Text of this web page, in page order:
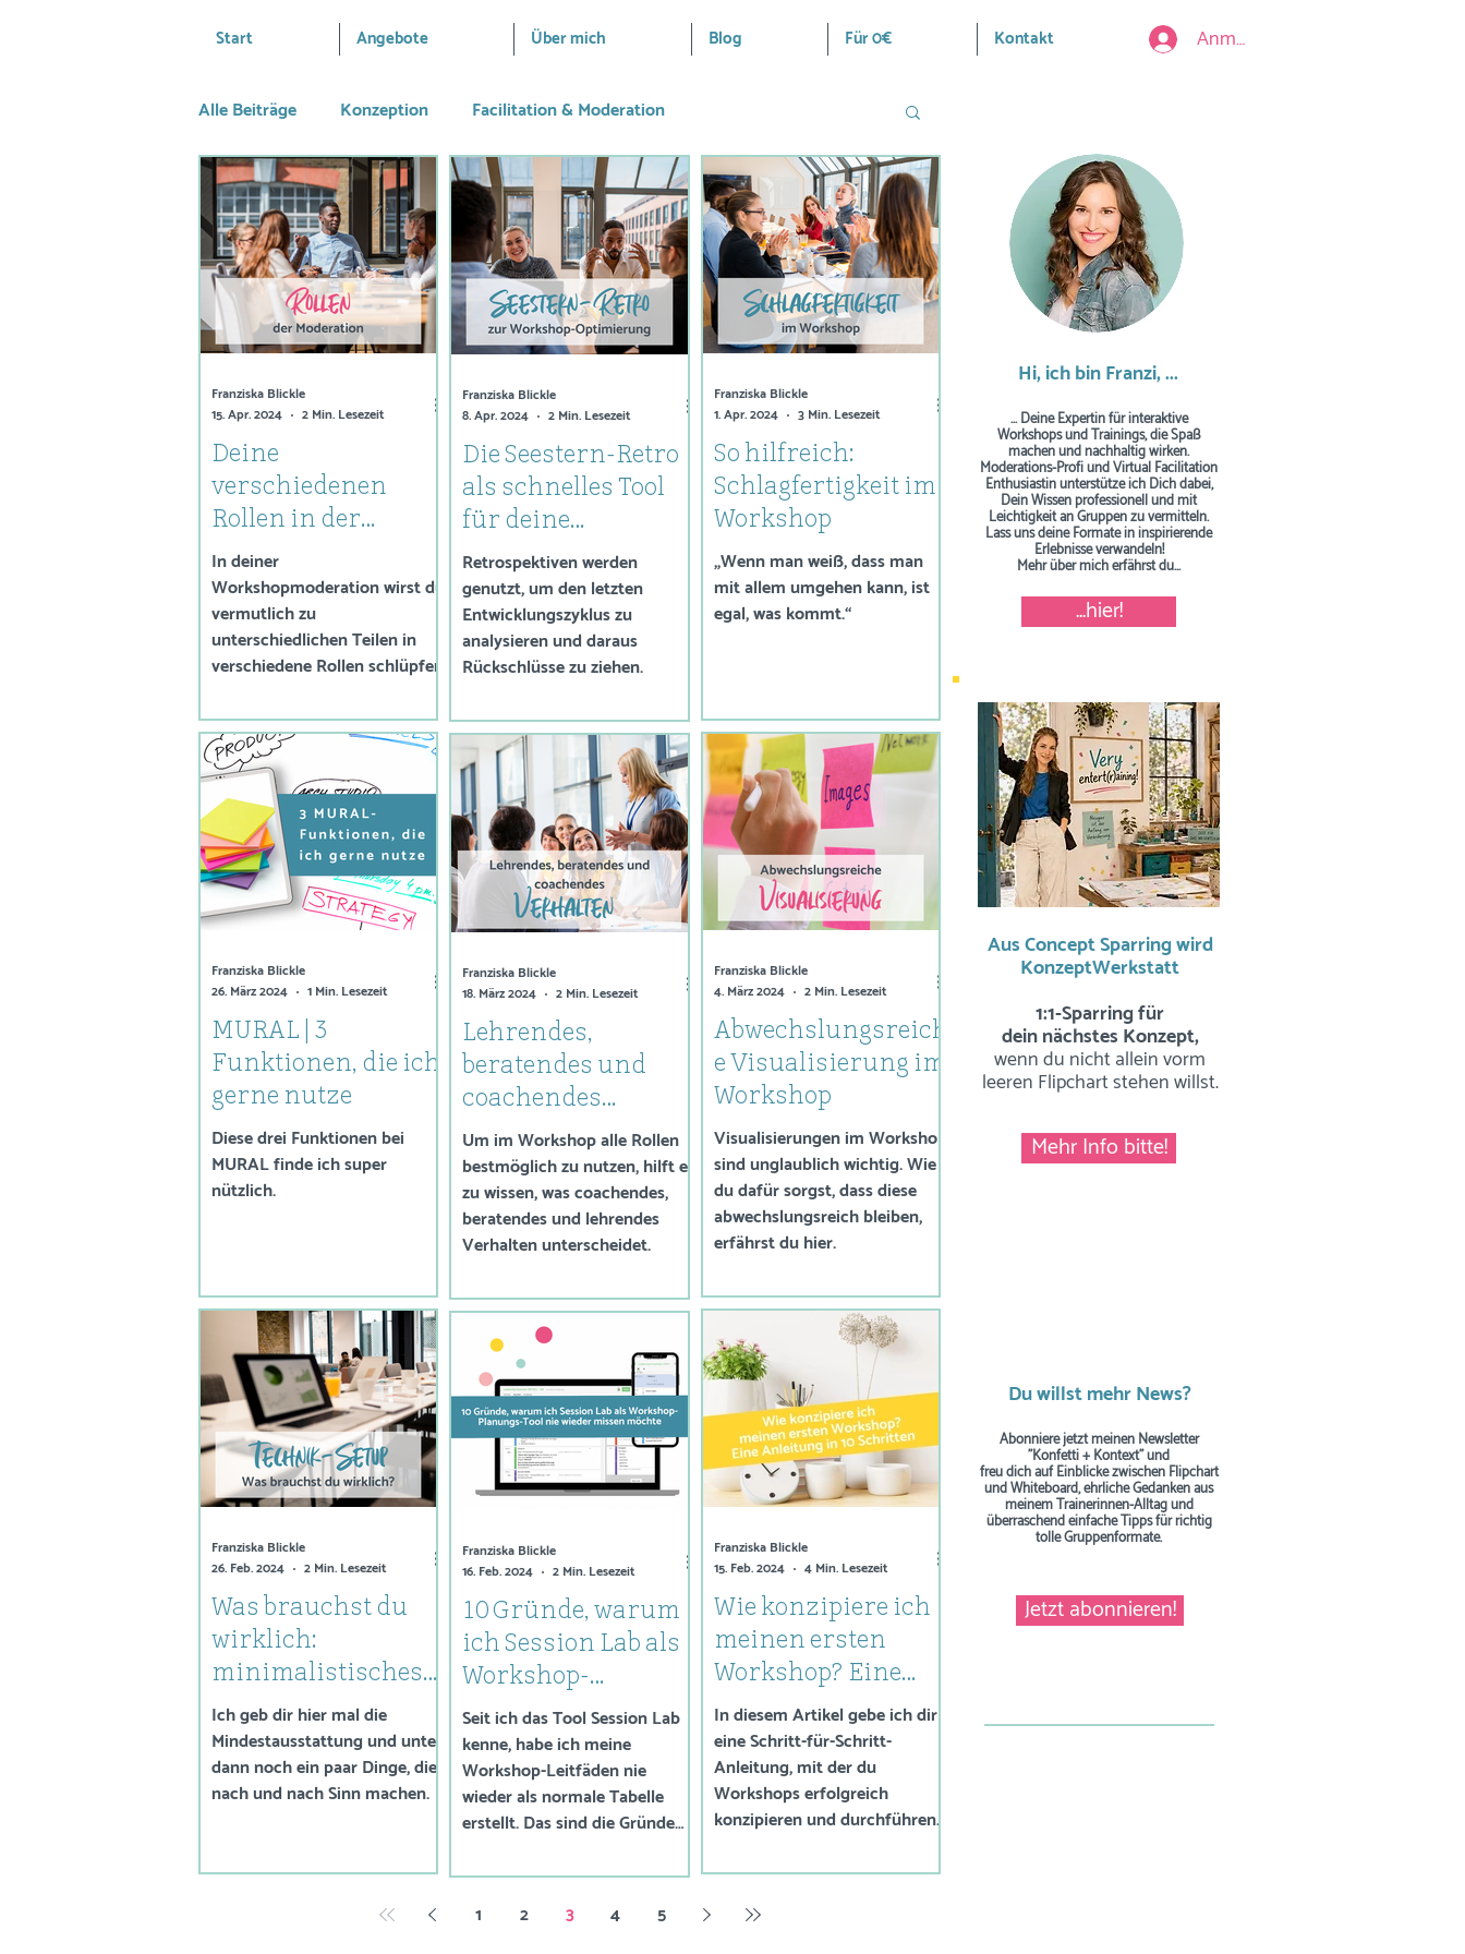
Start Angebote Über mich Blog Für 0€ Kontakt Anmelden
Alle Beiträge Konzeption Facilitation & Moderation
Persönliches & Rückblicke Interviews MURAL & andere Tools
Business 9undNEINzig
Deine
verschiedenen
Rollen in der
Workshop-
Moderation
In deiner
Workshopmoderation wirst du
vermutlich zu
unterschiedlichen Teilen in
verschiedene Rollen schlüpfen.
Franziska Blickle
15. Apr. 2024
2 Min. Lesezeit
Die Seestern-Retro
als schnelles Tool
für deine
Workshop-
Optimierung
Retrospektiven werden
genutzt, um den letzten
Entwicklungszyklus zu
analysieren und daraus
Rückschlüsse zu ziehen.
Franziska Blickle
8. Apr. 2024
2 Min. Lesezeit
So hilfreich:
Schlagfertigkeit im
Workshop
„Wenn man weiß, dass man
mit allem umgehen kann, ist
egal, was kommt.“
Franziska Blickle
1. Apr. 2024
3 Min. Lesezeit
MURAL | 3
Funktionen, die ich
gerne nutze
Diese drei Funktionen bei
MURAL finde ich super
nützlich.
Franziska Blickle
26. März 2024
1 Min. Lesezeit
Lehrendes,
beratendes und
coachendes
Verhalten in
Trainings und
Workshops
Um im Workshop alle Rollen
bestmöglich zu nutzen, hilft es
zu wissen, was coachendes,
beratendes und lehrendes
Verhalten unterscheidet.
Franziska Blickle
18. März 2024
2 Min. Lesezeit
Abwechslungsreich
e Visualisierung im
Workshop
Visualisierungen im Workshop
sind unglaublich wichtig. Wie
du dafür sorgst, dass diese
abwechslungsreich bleiben,
erfährst du hier.
Franziska Blickle
4. März 2024
2 Min. Lesezeit
Was brauchst du
wirklich:
minimalistisches
Technik-Setup für
virtuelle Formate
Ich geb dir hier mal die
Mindestausstattung und unten
dann noch ein paar Dinge, die
nach und nach Sinn machen.
Franziska Blickle
26. Feb. 2024
2 Min. Lesezeit
10 Gründe, warum
ich Session Lab als
Workshop-
Planungs-Tool nie
wieder missen
möchte
Seit ich das Tool Session Lab
kenne, habe ich meine
Workshop-Leitfäden nie
wieder als normale Tabelle
erstellt. Das sind die Gründe
Franziska Blickle
16. Feb. 2024
2 Min. Lesezeit
Wie konzipiere ich
meinen ersten
Workshop? Eine
Anleitung in 10
Schritten
In diesem Artikel gebe ich dir
eine Schritt-für-Schritt-
Anleitung, mit der du
Workshops erfolgreich
konzipieren und durchführen
Franziska Blickle
15. Feb. 2024
4 Min. Lesezeit
1 2 3 4 5
Hi, ich bin Franzi, ...
... Deine Expertin für interaktive
Workshops und Trainings, die Spaß
machen und nachhaltig wirken.
Moderations-Profi und Virtual Facilitation
Enthusiastin unterstütze ich Dich dabei,
Dein Wissen professionell und mit
Leichtigkeit an Gruppen zu vermitteln.
Lass uns deine Formate in inspirierende
Erlebnisse verwandeln!
Mehr über mich erfährst du...
...hier!
Aus Concept Sparring wird
KonzeptWerkstatt
1:1-Sparring für
dein nächstes Konzept,
wenn du nicht allein vorm
leeren Flipchart stehen willst.
Mehr Info bitte!
Du willst mehr News?
Abonniere jetzt meinen Newsletter
"Konfetti + Kontext" und
freu dich auf Einblicke zwischen Flipchart
und Whiteboard, ehrliche Gedanken aus
meinem Trainerinnen-Alltag und
überraschend einfache Tippsfür richtig
tolle Gruppenformate.
Jetzt abonnieren!